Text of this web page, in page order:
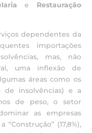
e Restauração
dependentes da
importações
mas, não
uma inflexão de
áreas como os
de insolvências) e a
de peso, o setor
as empresas
“Construção” (17,8%),